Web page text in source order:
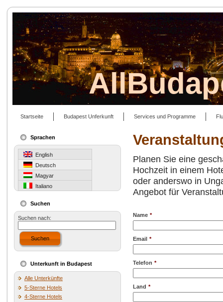
Startseite Budapest Unferkunft Services und Programme
Sprachen
English
Deutsch
Magyar
Italiano
Suchen
Suchen nach:
Suchen
Unterkunft in Budapest
Alle Unterkünfte
5-Sterne Hotels
4-Sterne Hotels
Planen Sie eine
Hochzeit in einem
oder anderswo in
Angebot für
Name *
Email *
Telefon *
Land *